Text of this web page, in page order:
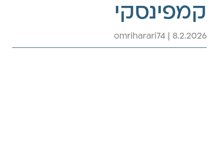
קמפינסקי
omriharari74 | 8.2.2026